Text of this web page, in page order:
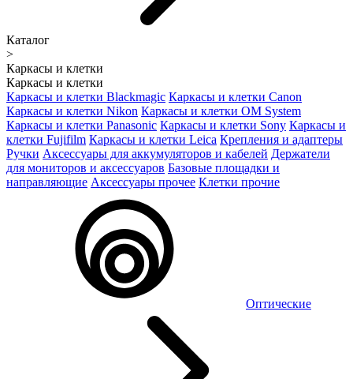
Каталог
>
Каркасы и клетки
Каркасы и клетки
Каркасы и клетки Blackmagic Каркасы и клетки Canon
Каркасы и клетки Nikon Каркасы и клетки OM System
Каркасы и клетки Panasonic Каркасы и клетки Sony Каркасы и
клетки Fujifilm Каркасы и клетки Leica Крепления и адаптеры
Ручки Аксессуары для аккумуляторов и кабелей Держатели
для мониторов и аксессуаров Базовые площадки и
направляющие Аксессуары прочее Клетки прочие
Оптические